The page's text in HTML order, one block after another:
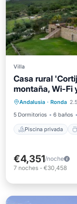
Villa
Casa rural
montaña, Wi-Fi
Andalusia · Ronda
5 Dormitorios
6 baños
Piscina privada
Piscina
€4,351/noche
7 noches - €30,458